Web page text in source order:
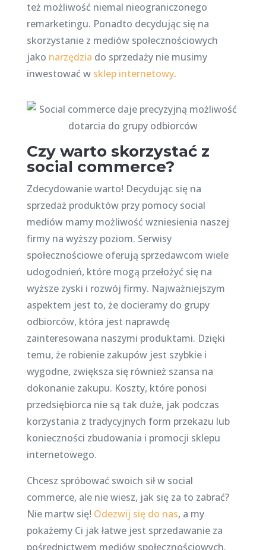
też możliwość niemal nieograniczonego
remarketingu. Ponadto decydując się na
skorzystanie z mediów społecznościowych
jako narzędzia do sprzedaży nie musimy
inwestować w sklep internetowy.
Czy warto skorzystać z
social commerce?
Zdecydowanie warto! Decydując się na
sprzedaż produktów przy pomocy social
mediów mamy możliwość wzniesienia naszej
firmy na wyższy poziom. Serwisy
społecznościowe oferują sprzedawcom wiele
udogodnień, które mogą przełożyć się na
wyższe zyski i rozwój firmy. Najważniejszym
aspektem jest to, że docieramy do grupy
odbiorców, która jest naprawdę
zainteresowana naszymi produktami. Dzięki
temu, że robienie zakupów jest szybkie i
wygodne, zwiększa się również szansa na
dokonanie zakupu. Koszty, które ponosi
przedsiębiorca nie są tak duże, jak podczas
korzystania z tradycyjnych form przekazu lub
konieczności zbudowania i promocji sklepu
internetowego.
Chcesz spróbować swoich sił w social
commerce, ale nie wiesz, jak się za to zabrać?
Nie martw się! Odezwij się do nas, a my
pokażemy Ci jak łatwe jest sprzedawanie za
pośrednictwem mediów społecznościowych.